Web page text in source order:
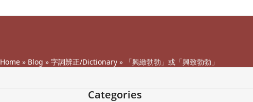
Home» Blog » 字詞辨正/Dictionary» 「興緻勃勃」或「興致勃勃」
Categories